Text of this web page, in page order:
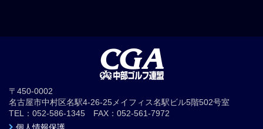
〒450-0002
名古屋市中村区名駅4-26-25メイフィス名駅ビル5階502号室
TEL：052-586-1345 FAX：052-561-7972